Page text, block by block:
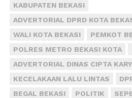
KABUPATEN BEKASI
ADVERTORIAL DPRD KOTA
WALI KOTA BEKASI
PEMKOT
POLRES METRO BEKASI KOTA
ADVERTORIAL DINAS CIPTA
KECELAKAAN LALU LINTAS
BEGAL BEKASI
POLITIK